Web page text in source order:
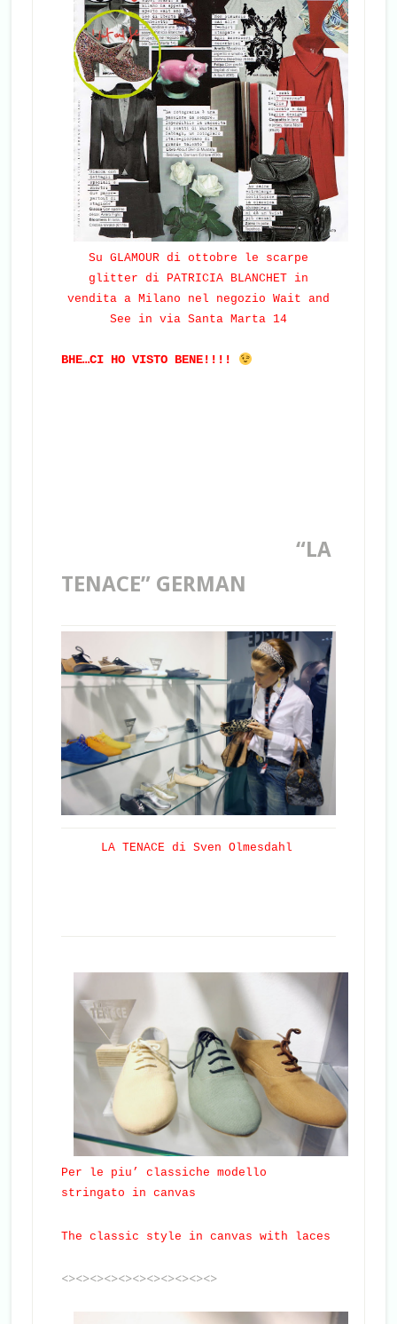
Su GLAMOUR di ottobre le scarpe
glitter di PATRICIA BLANCHET in
vendita a Milano nel negozio Wait and
See in via Santa Marta 14
BHE…CI HO VISTO BENE!!!!
“LA
TENACE” GERMAN
LA TENACE di Sven Olmesdahl
Per le piu’ classiche modello
stringato in canvas
The classic style in canvas with laces
<><><><><><><><><><><>